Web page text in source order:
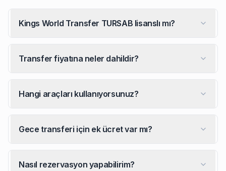
Kings World Transfer TURSAB lisanslı mı?
Transfer fiyatına neler dahildir?
Hangi araçları kullanıyorsunuz?
Gece transferi için ek ücret var mı?
Nasıl rezervasyon yapabilirim?